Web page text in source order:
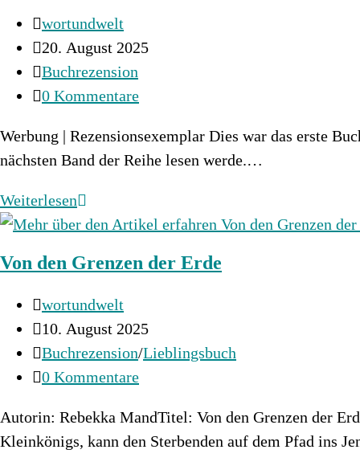
Game
Beitrags-
Autor:
wortundwelt
Beitrag
veröffentlicht:
20. August 2025
Beitrags-
Kategorie:
Buchrezension
Beitrags-
0 Kommentare
Werbung | Rezensionsexemplar Dies war das erste
nächsten Band der Reihe lesen werde.…
WeiterlesenSinful
Nights
ein
Dark
Romance
Roman
Von den Grenzen der Erde
Beitrags-
Autor:
wortundwelt
Beitrag
veröffentlicht:
10. August 2025
Beitrags-
Kategorie:
Buchrezension/Lieblingsbuch
Beitrags-
0 Kommentare
Autorin: Rebekka MandTitel: Von den Grenzen der
Kleinkönigs, kann den Sterbenden auf dem Pfad ins